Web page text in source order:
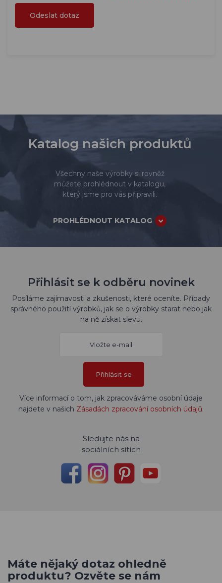
Katalog našich produktů
Všechny naše výrobky si rovněž
můžete prohlédnout v katalogu,
který jsme pro vás připravili.
PROHLÉDNOUT KATALOG
Přihlásit se k odběru novinek
Posíláme zajímavosti a zkušenosti, které oceníte. Případy
správného použití výrobků, jak se o výrobky starat nebo jak
na ně získat slevu.
Přihlásit se
Více informací o tom, jak zpracováváme osobní údaje
najdete v našich Zásadách zpracování osobních údajů.
Sledujte nás na
sociálních sítích
Máte nějaký dotaz ohledně
produktu? Ozvěte se nám